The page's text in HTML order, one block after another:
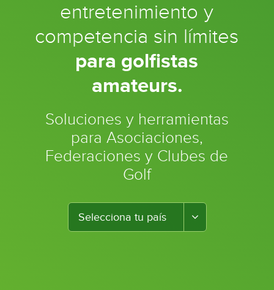
entretenimiento y
competencia sin límites
para golfistas
amateurs.
Soluciones y herramientas
para Asociaciones,
Federaciones y Clubes de
Golf
Selecciona tu país Toggle